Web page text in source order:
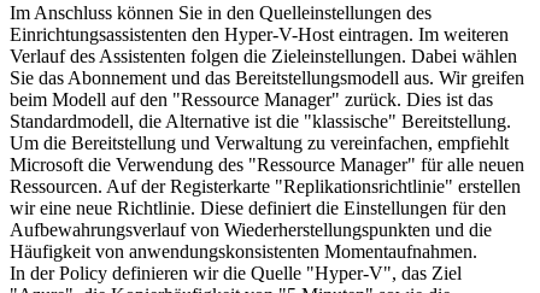
Im Anschluss können Sie in den Quelleinstellungen des
Einrichtungsassistenten den Hyper-V-Host eintragen. Im weiteren
Verlauf des Assistenten folgen die Zieleinstellungen. Dabei wählen
Sie das Abonnement und das Bereitstellungsmodell aus. Wir greifen
beim Modell auf den "Ressource Manager" zurück. Dies ist das
Standardmodell, die Alternative ist die "klassische" Bereitstellung.
Um die Bereitstellung und Verwaltung zu vereinfachen, empfiehlt
Microsoft die Verwendung des "Ressource Manager" für alle neuen
Ressourcen. Auf der Registerkarte "Replikationsrichtlinie" erstellen
wir eine neue Richtlinie. Diese definiert die Einstellungen für den
Aufbewahrungsverlauf von Wiederherstellungspunkten und die
Häufigkeit von anwendungskonsistenten Momentaufnahmen.
In der Policy definieren wir die Quelle "Hyper-V", das Ziel